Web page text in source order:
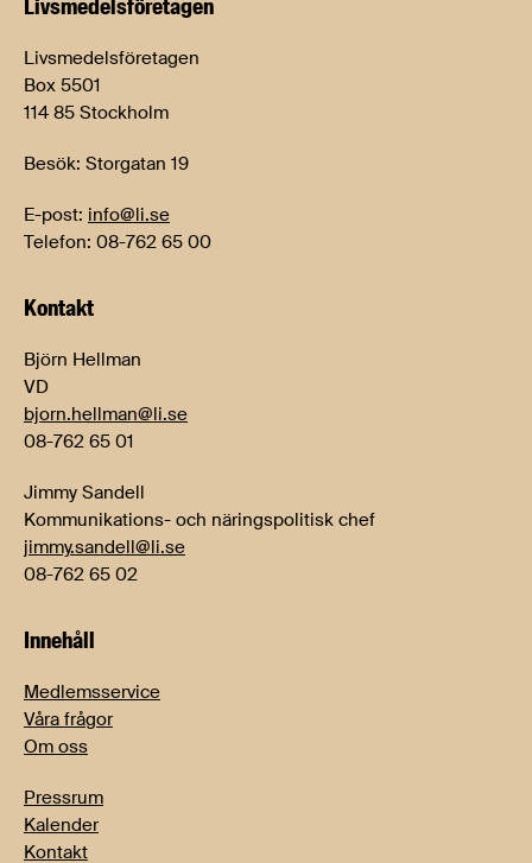
Livsmedels­företagen
Livsmedelsföretagen
Box 5501
114 85 Stockholm
Besök: Storgatan 19
E-post: info@li.se
Telefon: 08-762 65 00
Kontakt
Björn Hellman
VD
bjorn.hellman@li.se
08-762 65 01
Jimmy Sandell
Kommunikations- och näringspolitisk chef
jimmy.sandell@li.se
08-762 65 02
Innehåll
Medlemsservice
Våra frågor
Om oss
Pressrum
Kalender
Kontakt